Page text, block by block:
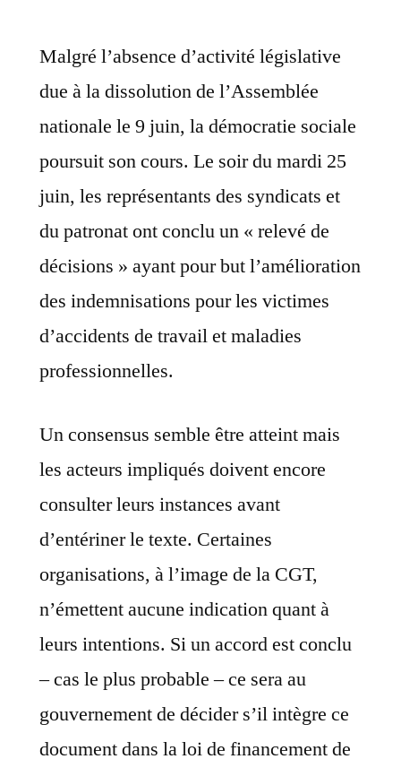
Malgré l’absence d’activité législative
due à la dissolution de l’Assemblée
nationale le 9 juin, la démocratie sociale
poursuit son cours. Le soir du mardi 25
juin, les représentants des syndicats et
du patronat ont conclu un « relevé de
décisions » ayant pour but l’amélioration
des indemnisations pour les victimes
d’accidents de travail et maladies
professionnelles.
Un consensus semble être atteint mais
les acteurs impliqués doivent encore
consulter leurs instances avant
d’entériner le texte. Certaines
organisations, à l’image de la CGT,
n’émettent aucune indication quant à
leurs intentions. Si un accord est conclu
– cas le plus probable – ce sera au
gouvernement de décider s’il intègre ce
document dans la loi de financement de